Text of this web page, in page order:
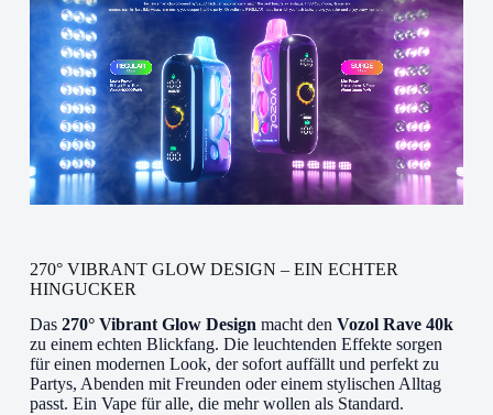
270° VIBRANT GLOW DESIGN – EIN ECHTER
HINGUCKER
Das 270° Vibrant Glow Designmacht den Vozol Rave 40k
zu einem echten Blickfang. Die leuchtenden Effekte sorgen
für einen modernen Look, der sofort auffällt und perfekt zu
Partys, Abenden mit Freunden oder einem stylischen Alltag
passt. Ein Vape für alle, die mehr wollen als Standard.